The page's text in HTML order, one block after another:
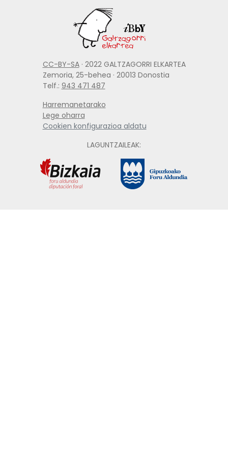
CC-BY-SA· 2022 GALTZAGORRI ELKARTEA
Zemoria, 25-behea · 20013 Donostia
Telf.: 943 471 487
Harremanetarako
Lege oharra
Cookien konfigurazioa aldatu
LAGUNTZAILEAK: